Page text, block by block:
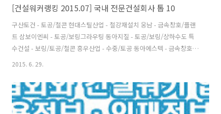
[건설워커랭킹 2015.07] 국내 전문건설회사 톱 10
구산토건 - 토공/철콘 현대스틸산업 - 철강재설치 웅남 - 금속창호/플랜
트 삼보이엔씨 - 토공/보링그라우팅 동아지질 - 토공/보링/상하수도 특
수건설 - 보링/토공/철콘 흥우산업 - 수중/토공 동아에스텍 - 금속창호/
2015. 6. 29.